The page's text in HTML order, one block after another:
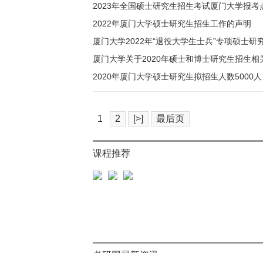
2023年全国硕士研究生招生考试厦门大学报考
2022年厦门大学硕士研究生招生工作的声明
厦门大学2022年“退役大学生士兵”专项硕士研
厦门大学关于2020年硕士和博士研究生招生相
2020年厦门大学硕士研究生拟招生人数5000人
1 2 [>] 最后页
课程推荐